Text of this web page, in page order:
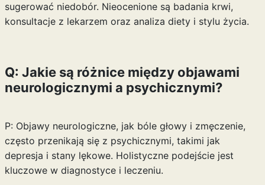
sugerować niedobór. Nieocenione są badania krwi,
konsultacje z lekarzem oraz analiza diety i stylu życia.
Q: Jakie są różnice między objawami
neurologicznymi a psychicznymi?
P: Objawy neurologiczne, jak bóle głowy i zmęczenie,
często przenikają się z psychicznymi, takimi jak
depresja i stany lękowe. Holistyczne podejście jest
kluczowe w diagnostyce i leczeniu.